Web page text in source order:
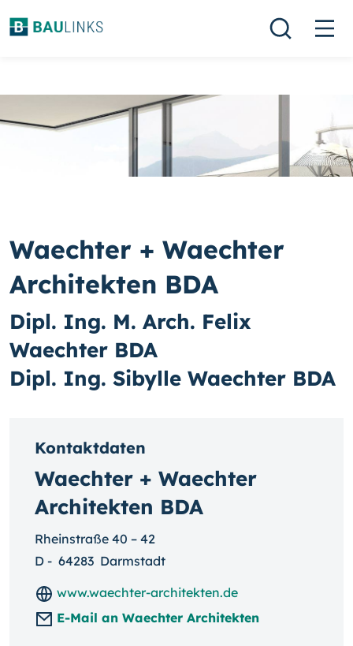
Waechter + Waechter
Architekten BDA
Dipl. Ing. M. Arch. Felix
Waechter BDA
Dipl. Ing. Sibylle Waechter BDA
Kontaktdaten
Waechter + Waechter
Architekten BDA
Rheinstraße 40 – 42
D - 64283 Darmstadt
www.waechter-architekten.de
E-Mail an Waechter Architekten